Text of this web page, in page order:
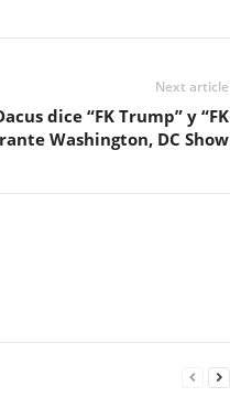
Next article
dice “FK Trump” y “FK
Washington, DC Show